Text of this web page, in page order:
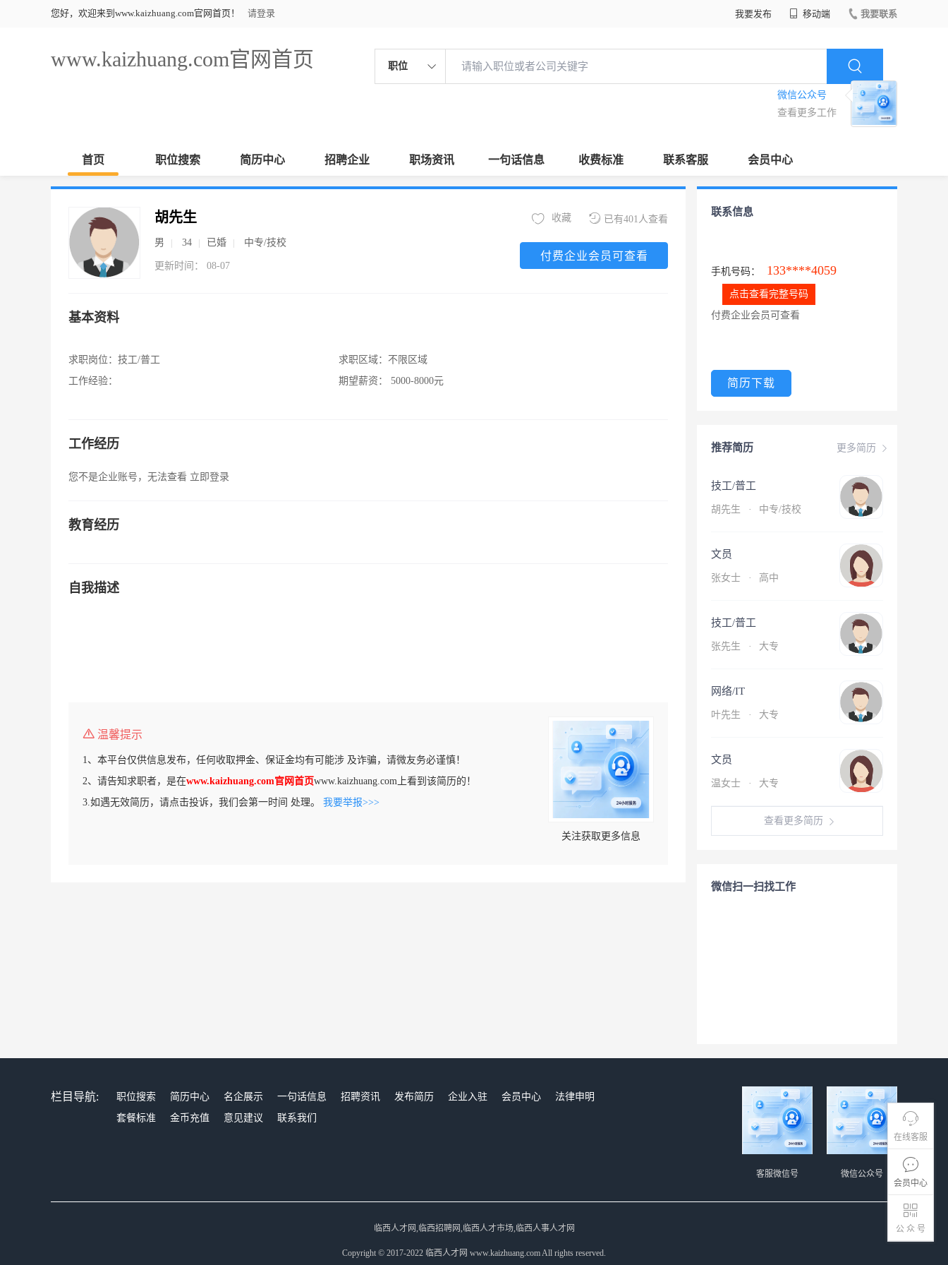
您好，欢迎来到www.kaizhuang.com官网首页！ 请登录 我要发布 移动端 我要联系
www.kaizhuang.com官网首页 职位
微信公众号
查看更多工作
首页 职位搜索 简历中心 招聘企业 职场资讯 一句话信息 收费标准 联系客服 会员中心
在线客服
会员中心
公 众 号
胡先生
男 34 已婚 中专/技校
更新时间： 08-07
已有401人查看
收藏
付费企业会员可查看
基本资料
求职岗位： 技工/普工
工作经验：
求职区域： 不限区域
期望薪资：
5000-8000元
工作经历
您不是企业账号，无法查看 立即登录
教育经历
自我描述
温馨提示
1、本平台仅供信息发布，任何收取押金、保证金均有可能涉 及诈骗，请微友务必谨慎！
2、请告知求职者，是在www.kaizhuang.com官网首页www.kaizhuang.com上看到该简历的！
3.如遇无效简历，请点击投诉，我们会第一时间 处理。 我要举报>>>
关注获取更多信息
联系信息
手机号码： 133****4059
点击查看完整号码
付费企业会员可查看
简历下载
更多简历
推荐简历
技工/普工
胡先生 · 中专/技校
文员
张女士 · 高中
技工/普工
张先生 · 大专
网络/IT
叶先生 · 大专
文员
温女士 · 大专
查看更多简历
微信扫一扫找工作
栏目导航: 职位搜索 简历中心 名企展示 一句话信息 招聘资讯 发布简历 企业入驻 会员中心
法律申明
套餐标准
金币充值 意见建议 联系我们
微信公众号
客服微信号
临西人才网,临西招聘网,临西人才市场,临西人事人才网
Copyright © 2017-2022 临西人才网 www.kaizhuang.com All rights reserved.